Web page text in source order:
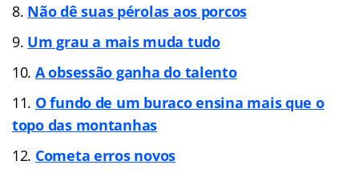
Não dê suas pérolas aos porcos
Um grau a mais muda tudo
A obsessão ganha do talento
O fundo de um buraco ensina mais que o
topo das montanhas
Cometa erros novos